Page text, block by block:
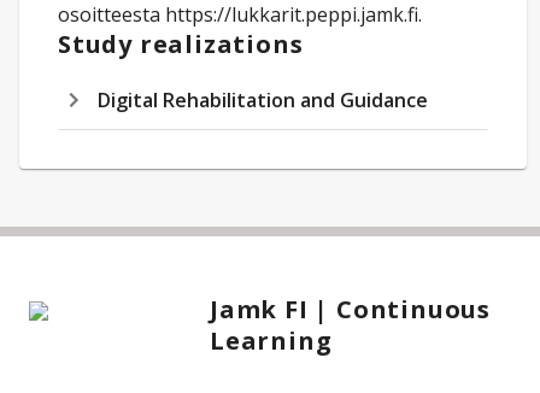
osoitteesta https://lukkarit.peppi.jamk.fi.
Study realizations
Digital Rehabilitation and Guidance
Jamk FI | Continuous
Learning